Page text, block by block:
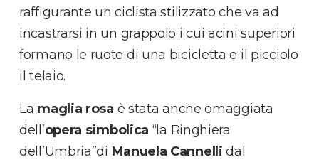
raffigurante un ciclista stilizzato che va ad
incastrarsi in un grappolo i cui acini superiori
formano le ruote di una bicicletta e il picciolo
il telaio.
La maglia rosa è stata anche omaggiata
dell’opera simbolica “la Ringhiera
dell’Umbria”di Manuela Cannelli dal